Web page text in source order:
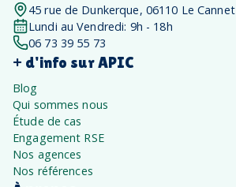
45 rue de Dunkerque, 06110 Le Cannet
Lundi au Vendredi: 9h - 18h
06 73 39 55 73
+ d'info sur APIC
Blog
Qui sommes nous
Étude de cas
Engagement RSE
Nos agences
Nos références